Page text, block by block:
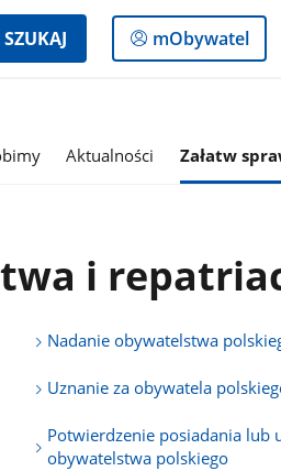
SZUKAJ
Logowanie
do
mObywatel
Aktualności Załatw
i
Nadanie obywatelstwa
Uznanie za obywatela
Potwierdzenie posiadania lub
obywatelstwa polskiego